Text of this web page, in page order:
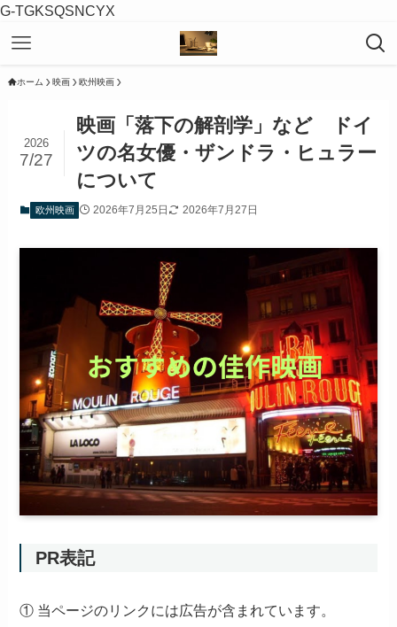
G-TGKSQSNCYX
ホーム 映画 欧州映画
映画「落下の解剖学」など ドイ
ツの名女優・ザンドラ・ヒュラー
について
2026
7/27
欧州映画 2026年7月25日 2026年7月27日
PR表記
① 当ページのリンクには広告が含まれています。